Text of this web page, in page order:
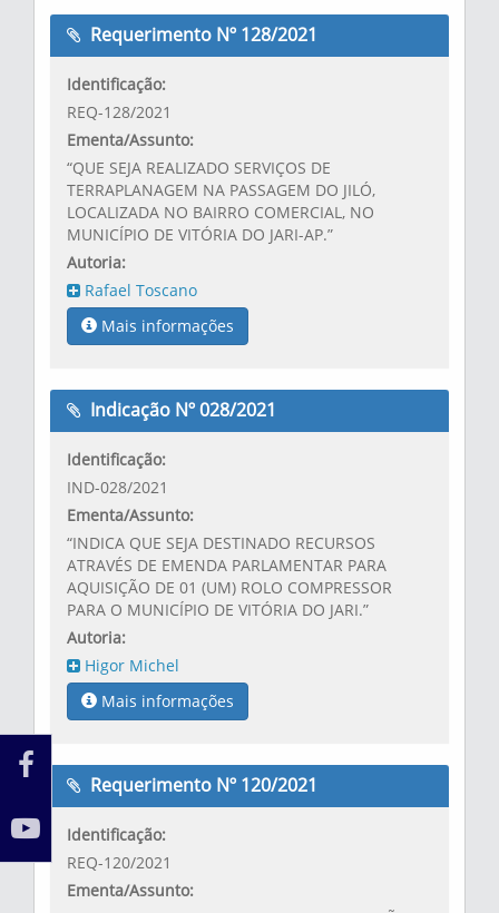
Requerimento Nº 128/2021
Identificação:
REQ-128/2021
Ementa/Assunto:
“QUE SEJA REALIZADO SERVIÇOS DE
TERRAPLANAGEM NA PASSAGEM DO JILÓ,
LOCALIZADA NO BAIRRO COMERCIAL, NO
MUNICÍPIO DE VITÓRIA DO JARI-AP.”
Autoria:
Rafael Toscano
Mais informações
Indicação Nº 028/2021
Identificação:
IND-028/2021
Ementa/Assunto:
“INDICA QUE SEJA DESTINADO RECURSOS
ATRAVÉS DE EMENDA PARLAMENTAR PARA
AQUISIÇÃO DE 01 (UM) ROLO COMPRESSOR
PARA O MUNICÍPIO DE VITÓRIA DO JARI.”
Autoria:
Higor Michel
Mais informações
Requerimento Nº 120/2021
Identificação:
REQ-120/2021
Ementa/Assunto: